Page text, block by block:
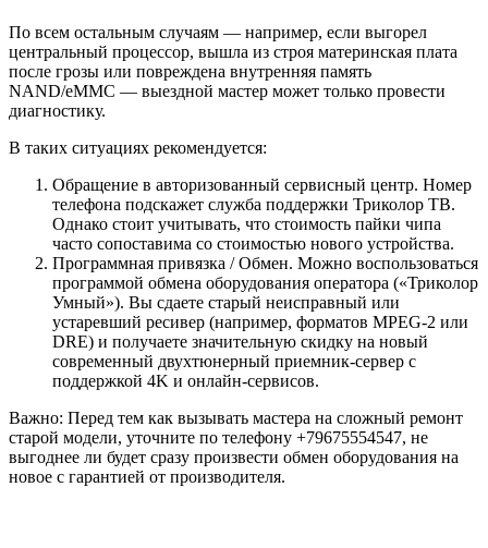
По всем остальным случаям — например, если выгорел
центральный процессор, вышла из строя материнская плата
после грозы или повреждена внутренняя память
NAND/eMMC — выездной мастер может только провести
диагностику.
В таких ситуациях рекомендуется:
Обращение в авторизованный сервисный центр. Номер
телефона подскажет служба поддержки Триколор ТВ.
Однако стоит учитывать, что стоимость пайки чипа
часто сопоставима со стоимостью нового устройства.
Программная привязка / Обмен. Можно воспользоваться
программой обмена оборудования оператора («Триколор
Умный»). Вы сдаете старый неисправный или
устаревший ресивер (например, форматов MPEG-2 или
DRE) и получаете значительную скидку на новый
современный двухтюнерный приемник-сервер с
поддержкой 4K и онлайн-сервисов.
Важно: Перед тем как вызывать мастера на сложный ремонт
старой модели, уточните по телефону +79675554547, не
выгоднее ли будет сразу произвести обмен оборудования на
новое с гарантией от производителя.